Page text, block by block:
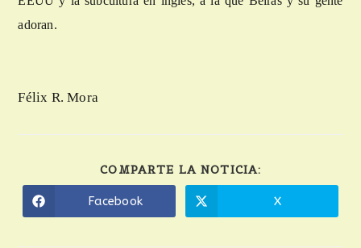
adoran.
Félix R. Mora
COMPARTE LA NOTICIA:
Facebook X